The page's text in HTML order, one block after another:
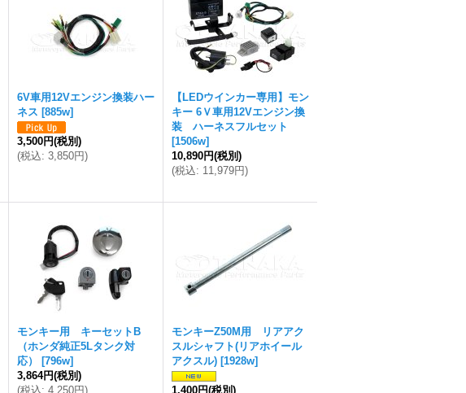
6V車用12Vエンジン換装ハー
ネス [885w]
3,500円(税別)
(税込: 3,850円)
【LEDウインカー専用】モン
キー 6Ｖ車用12Vエンジン換
装 ハーネスフルセット
[1506w]
10,890円(税別)
(税込: 11,979円)
モンキー用 キーセットB
（ホンダ純正5Lタンク対
応）
[796w]
3,864円(税別)
(税込: 4,250円)
モンキーZ50M用 リアアク
スルシャフト(リアホイール
アクスル) [1928w]
1,400円(税別)